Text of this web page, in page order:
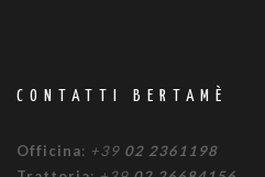
CONTATTI BERTAMÈ
Officina: +39 02 2361198